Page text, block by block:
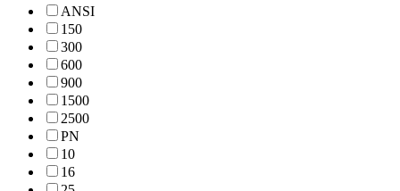
ANSI
150
300
600
900
1500
2500
PN
10
16